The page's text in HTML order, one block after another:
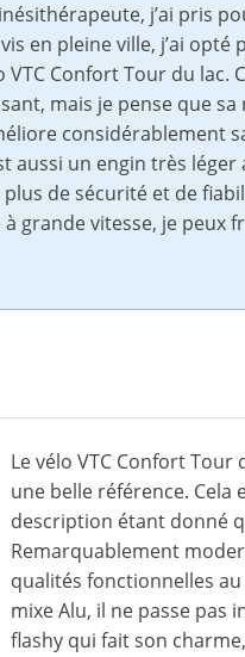
j’ai pris
en pleine ville, j’ai opté
Confort Tour du lac.
mais je pense que
considérablement
aussi un engin très
de sécurité et de
grande vitesse, je peux
Le vélo VTC Confort
une belle référence. Cela
description étant donné
Remarquablement
qualités fonctionnelles
mixe Alu, il ne passe pas
flashy qui fait son